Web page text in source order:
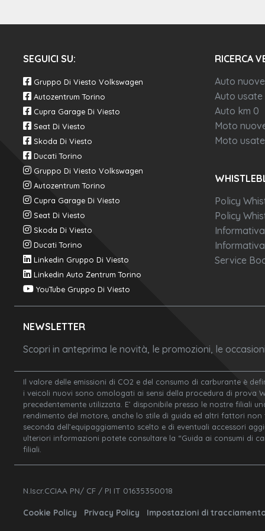
SEGUICI SU:
Gruppo Di Viesto Volkswagen
Autozentrum Torino
Cupra Garage Di Viesto
Seat Di Viesto
Skoda Di Viesto
Ducati Torino
Gruppo Di Viesto Volkswagen
Autozentrum Torino
Cupra Garage Di Viesto
Seat Di Viesto
Skoda Di Viesto
Ducati Torino
Linkedin Gruppo Di Viesto
Linkedin Auto Zentrum Torino
YouTube Gruppo Di Viesto
RICERCA
Auto nuove
Auto usate
Auto km 0
Moto
Moto usate
Policy
Policy
Service
NEWSLETTER
Scopri in anteprima le novità, le promozioni, le
Il valore delle emissioni di CO2 e del consumo di carburante è
i veicoli nuovi sono omologati ai sensi della procedura di prova
precedentemente utilizzata. E’ disponibile presso le nostre filiali
rendimento del motore, anche lo stile di guida ed altri fattori
seconda dell’equipaggiamento scelto e di eventuali accessori
ulteriori informazioni potete consultare la “Guida ai consumi di
filiali.
N.Iscr.CCIAA PN/ CF / PI IT 01635350018
Cookie Policy Privacy Policy Impostazioni di